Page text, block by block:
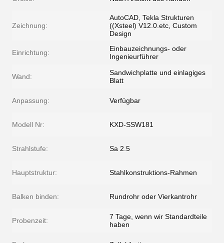
Zeichnung:
AutoCAD, Tekla Strukturen
((Xsteel) V12.0.etc, Custom
Design
Einrichtung:
Einbauzeichnungs- oder
Ingenieurführer
Wand:
Sandwichplatte und einlagiges
Blatt
Anpassung: Verfügbar
Modell Nr: KXD-SSW181
Strahlstufe: Sa 2.5
Hauptstruktur: Stahlkonstruktions-Rahmen
Balken binden: Rundrohr oder Vierkantrohr
Probenzeit:
7 Tage, wenn wir Standardteile
haben